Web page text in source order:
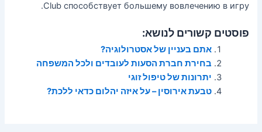
Club способствует большему вовлечению в игру.
פוסטים קשורים לנושא:
אתם בעניין של אסטרולוגיה?
בחירת חברת הסעות לעובדים ולכל המשפחה
יתרונות של טיפול זוגי
טבעת אירוסין – על איזה יהלום כדאי ללכת?